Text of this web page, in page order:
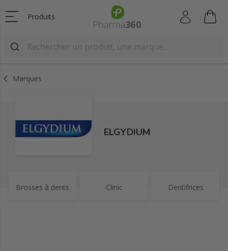
Produits
Marques
ELGYDIUM
Brosses à dents Clinic Dentifrices